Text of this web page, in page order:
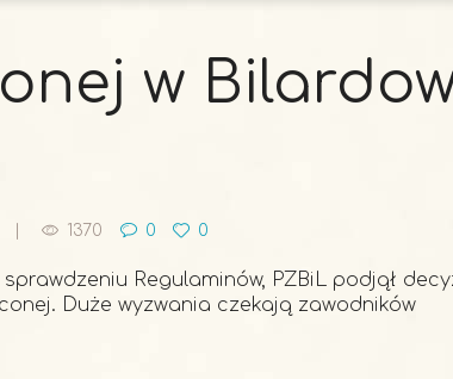
w
1370 0 0
Regulaminów, PZBiL podjął
Duże wyzwania czekają zawodników